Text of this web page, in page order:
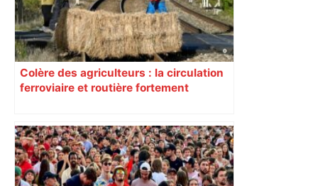
Colère des agriculteurs : la circulation
ferroviaire et routière fortement